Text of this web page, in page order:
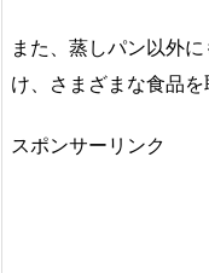
また、蒸しパン以外
け、さまざまな食品を
スポンサーリンク